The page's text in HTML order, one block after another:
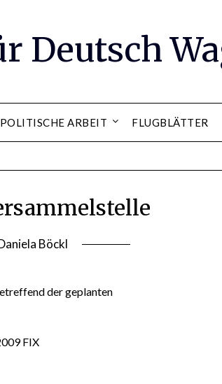
Deutsch
POLITISCHE ARBEIT FLUGBLÄTTER
Böckl
der geplanten
FIX